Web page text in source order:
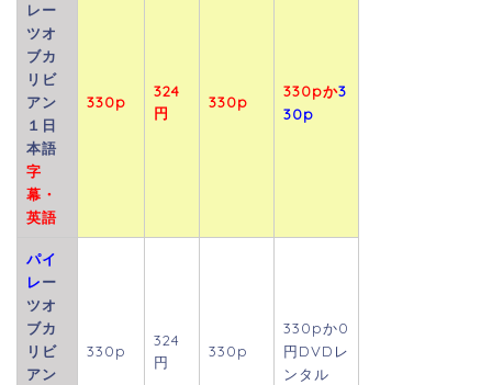
レー
ツオ
ブカ
リビ
アン
１日
本語
字
幕・
英語
330p
324
円
330p
330pか3
30p
パイ
レー
ツオ
ブカ
リビ
アン
330p
324
円
330p
330pか0
円DVDレ
ンタル